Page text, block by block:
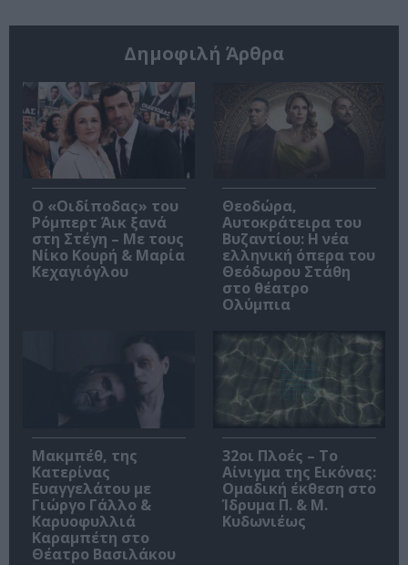
Δημοφιλή Άρθρα
O «Οιδίποδας» του
Ρόμπερτ Άικ ξανά
στη Στέγη – Με τους
Νίκο Κουρή & Μαρία
Κεχαγιόγλου
Θεοδώρα,
Αυτοκράτειρα του
Βυζαντίου: Η νέα
ελληνική όπερα του
Θεόδωρου Στάθη
στο θέατρο
Ολύμπια
Μακμπέθ, της
Κατερίνας
Ευαγγελάτου με
Γιώργο Γάλλο &
Καρυοφυλλιά
Καραμπέτη στο
Θέατρο Βασιλάκου
32οι Πλοές – Το
Αίνιγμα της Εικόνας:
Ομαδική έκθεση στο
Ίδρυμα Π. & Μ.
Κυδωνιέως